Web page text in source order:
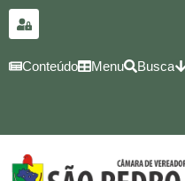
conteúdo
Conteúdo Menu Busca